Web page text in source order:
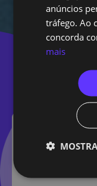
Método
anúncios
tráfego. Ao
concorda
mais